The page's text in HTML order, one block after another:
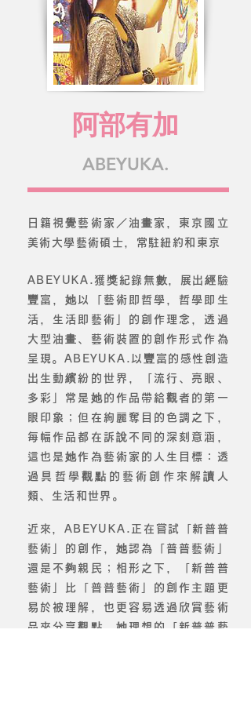
阿部有加
ABEYUKA.
日籍視覺藝術家／油畫家， 東京國立
美術大學藝術碩士，常駐紐約和東京
ABEYUKA.獲獎紀錄無數，展出經驗
豐富，她以「藝術即哲學，哲學即生
活，生活即藝術」的創作理念，透過
大型油畫、藝術裝置的創作形式作為
呈現。ABEYUKA.以豐富的感性創造
出生動繽紛的世界，「流行、亮眼、
多彩」常是她的作品帶給觀者的第一
眼印象；但在絢麗奪目的色調之下，
每幅作品都在訴說不同的深刻意涵，
這也是她作為藝術家的人生目標：透
過具哲學觀點的藝術創作來解讀人
類、生活和世界。
近來，ABEYUKA.正在嘗試「新普普
藝術」的創作，她認為「普普藝術」
還是不夠親民；相形之下，「新普普
藝術」比「普普藝術」的創作主題更
易於被理解，也更容易透過欣賞藝術
品來分享觀點。她理想的「新普普藝